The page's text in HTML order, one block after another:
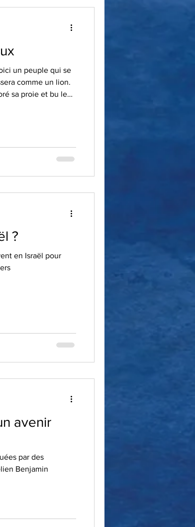
un peuple qui se
comme un lion.
sa proie et bu le
?
en Israël pour
avenir
par des
Benjamin